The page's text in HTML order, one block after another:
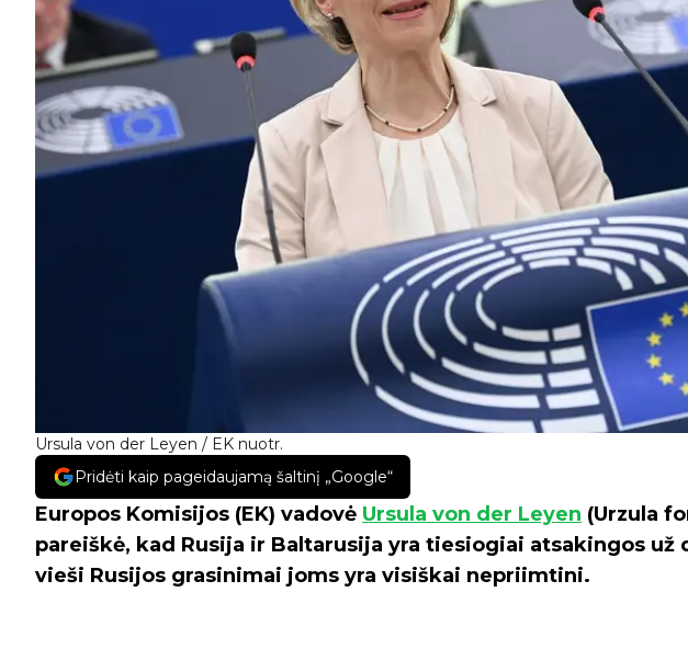
Ursula von der Leyen / EK nuotr.
Pridėti kaip pageidaujamą šaltinį „Google“
Europos Komisijos (EK) vadovė Ursula von der Leyen (Urzula
pareiškė, kad Rusija ir Baltarusija yra tiesiogiai atsakingos už
vieši Rusijos grasinimai joms yra visiškai nepriimtini.